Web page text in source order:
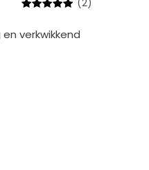
(2)
verkwikkend